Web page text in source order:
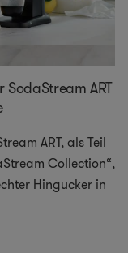
SodaStream ART
ART, als Teil
Collection“,
Hingucker in